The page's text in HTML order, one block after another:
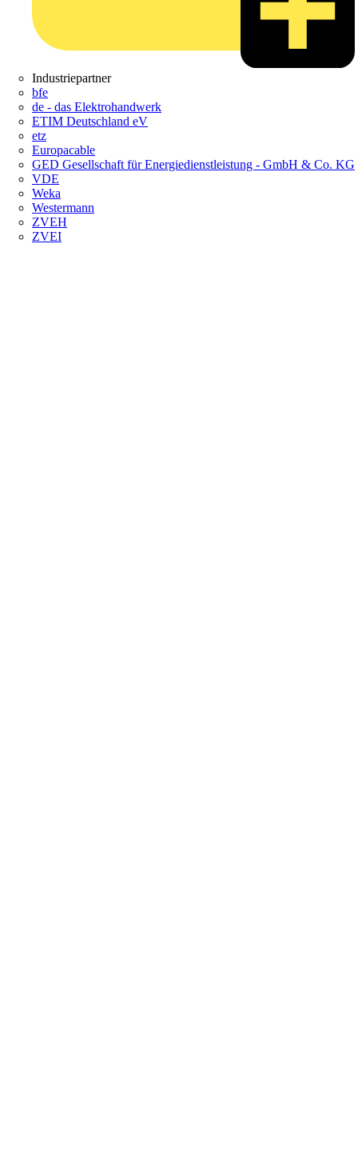
Industriepartner
bfe
de - das Elektrohandwerk
ETIM Deutschland eV
etz
Europacable
GED Gesellschaft für Energiedienstleistung - GmbH & Co. KG
VDE
Weka
Westermann
ZVEH
ZVEI